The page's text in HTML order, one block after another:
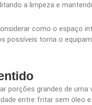
a limpeza e
como o espaço
possíveis torna o
porções grandes de uma
entre fritar sem óleo e